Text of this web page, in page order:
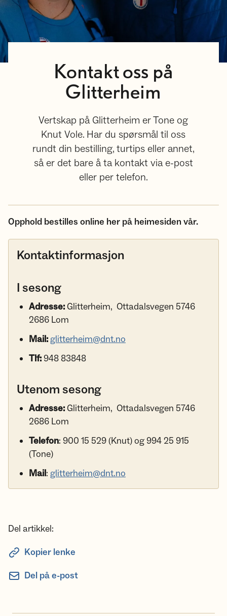
Kontakt oss på
Glitterheim
Vertskap på Glitterheim er Tone og
Knut Vole. Har du spørsmål til oss
rundt din bestilling, turtips eller annet,
så er det bare å ta kontakt via e-post
eller per telefon.
Opphold bestilles online her på heimesiden vår.
Kontaktinformasjon
I sesong
Adresse:Glitterheim, Ottadalsvegen 5746
2686 Lom
Mail:glitterheim@dnt.no
Tlf: 948 83848
Utenom sesong
Adresse:Glitterheim, Ottadalsvegen 5746
2686 Lom
Telefon: 900 15 529 (Knut) og 994 25 915
(Tone)
Mail: glitterheim@dnt.no
Del artikkel:
Kopier lenke
Del på e-post